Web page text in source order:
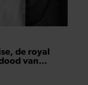
de royal
van